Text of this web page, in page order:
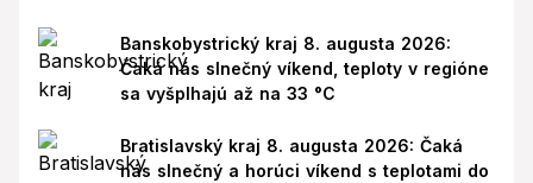
Banskobystrický kraj 8. augusta 2026:
Čaká nás slnečný víkend, teploty v regióne
sa vyšplhajú až na 33 °C
Bratislavský kraj 8. augusta 2026: Čaká
nás slnečný a horúci víkend s teplotami do